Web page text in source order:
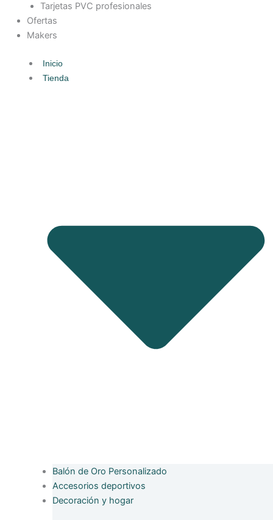
Tarjetas PVC profesionales
Ofertas
Makers
Inicio
Tienda
Balón de Oro Personalizado
Accesorios deportivos
Decoración y hogar